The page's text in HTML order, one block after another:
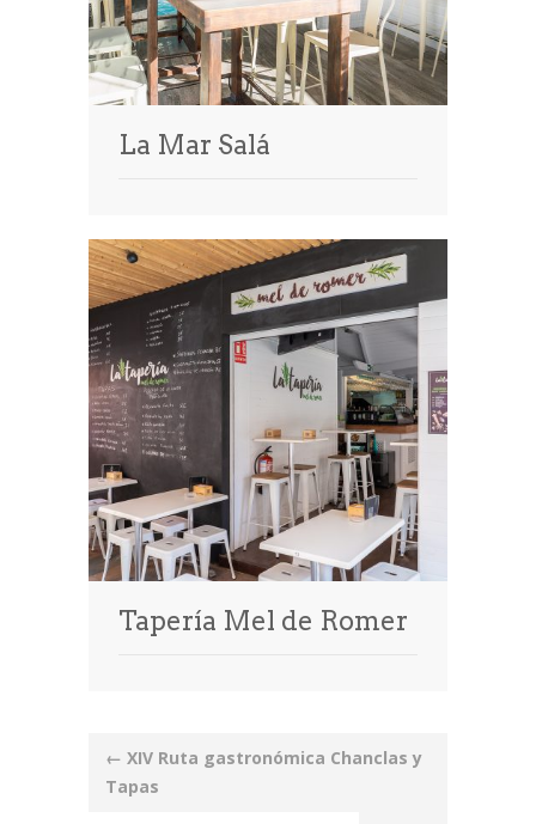
La Mar Salá
Tapería Mel de Romer
Post
navigation
← XIV Ruta gastronómica Chanclas y
Tapas